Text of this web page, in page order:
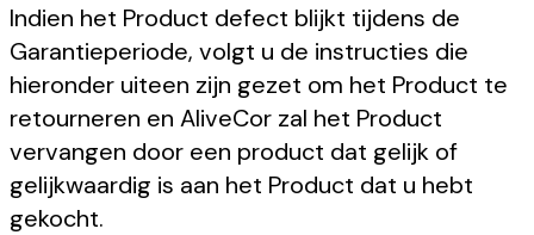
Indien het Product defect blijkt tijdens de
Garantieperiode, volgt u de instructies die
hieronder uiteen zijn gezet om het Product te
retourneren en AliveCor zal het Product
vervangen door een product dat gelijk of
gelijkwaardig is aan het Product dat u hebt
gekocht.